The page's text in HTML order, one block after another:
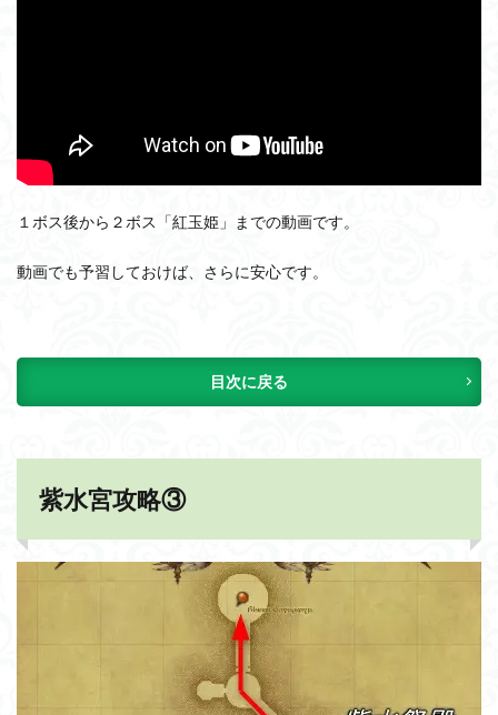
１ボス後から２ボス「紅玉姫」までの動画です。
動画でも予習しておけば、さらに安心です。
目次に戻る
紫水宮攻略③